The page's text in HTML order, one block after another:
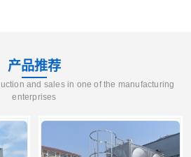
产品推荐
and sales in one of the manufacturing
enterprises